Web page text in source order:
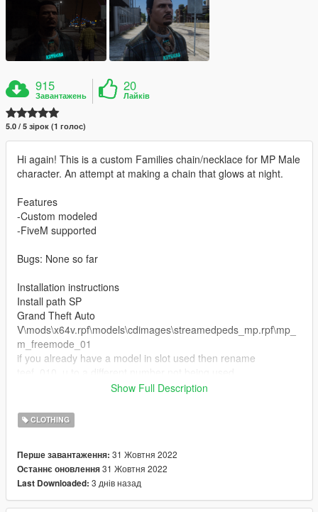
915
Завантажень
20
Лайків
5.0 / 5 зірок (1 голос)
Hi again! This is a custom Families chain/necklace for MP Male
character. An attempt at making a chain that glows at night.
Features
-Custom modeled
-FiveM supported
Bugs: None so far
Installation instructions
Install path SP
Grand Theft Auto
V\mods\x64v.rpf\models\cdimages\streamedpeds_mp.rpf\mp_
m_freemode_01
if you already have a model in slot used then rename
1. Rename files to desired names, and place in FiveM stream
folder.
Join the discord for more discord only releases dropping soon.
https://discord.com/invite/cuhFMbqfXR
Show Full Description
CLOTHING
Перше завантаження: 31 Жовтня 2022
Останнє оновлення31 Жовтня 2022
Last Downloaded: 3 днів назад